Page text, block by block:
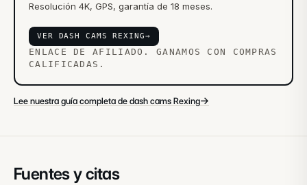
Resolución 4K, GPS, garantía de 18 meses.
VER DASH CAMS REXING→
ENLACE DE AFILIADO. GANAMOS CON COMPRAS
CALIFICADAS.
Lee nuestra guía completa de dash cams Rexing→
Fuentes y citas